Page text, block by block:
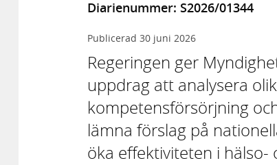
Diarienummer: S2026/01344
Publicerad 30 juni 2026
Regeringen ger
uppdrag att analysera
kompetensförsörjning
lämna förslag på
öka effektiviteten i hälso-